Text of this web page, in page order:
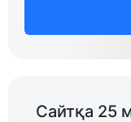
Сайтқа 25